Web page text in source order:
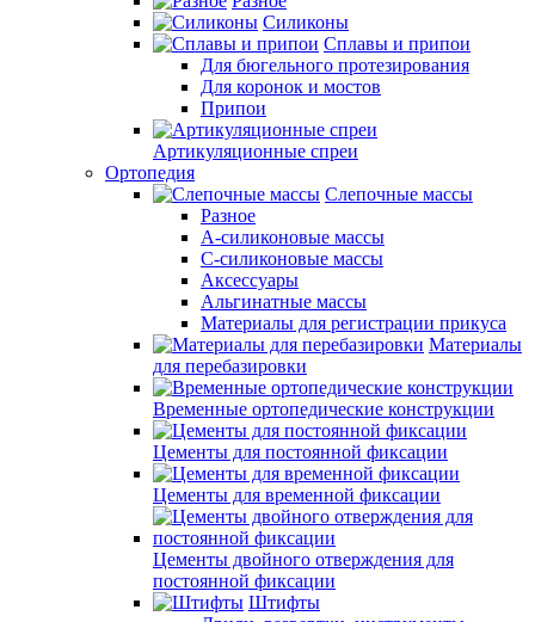
Силиконы
Сплавы и припои
Для бюгельного протезирования
Для коронок и мостов
Припои
Артикуляционные спреи
Ортопедия
Слепочные массы
Разное
А-силиконовые массы
С-силиконовые массы
Аксессуары
Альгинатные массы
Материалы для регистрации прикуса
Материалы
для перебазировки
Временные ортопедические конструкции
Цементы для постоянной фиксации
Цементы для временной фиксации
Цементы двойного отверждения для
постоянной фиксации
Штифты